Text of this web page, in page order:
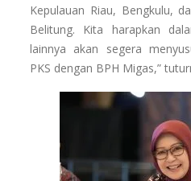
Kepulauan Riau, Bengkulu,
Belitung. Kita harapkan
lainnya akan segera
PKS dengan BPH Migas,”